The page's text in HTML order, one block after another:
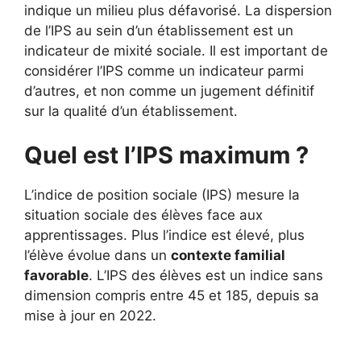
indique un milieu plus défavorisé. La dispersion
de l’IPS au sein d’un établissement est un
indicateur de mixité sociale. Il est important de
considérer l’IPS comme un indicateur parmi
d’autres, et non comme un jugement définitif
sur la qualité d’un établissement.
Quel est l’IPS maximum ?
L’indice de position sociale (IPS) mesure la
situation sociale des élèves face aux
apprentissages. Plus l’indice est élevé, plus
l’élève évolue dans un contexte familial
favorable. L’IPS des élèves est un indice sans
dimension compris entre 45 et 185, depuis sa
mise à jour en 2022.